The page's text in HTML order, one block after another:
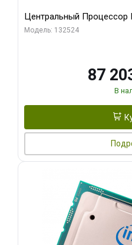
Центральный Процессор
Модель: 132524
87
В